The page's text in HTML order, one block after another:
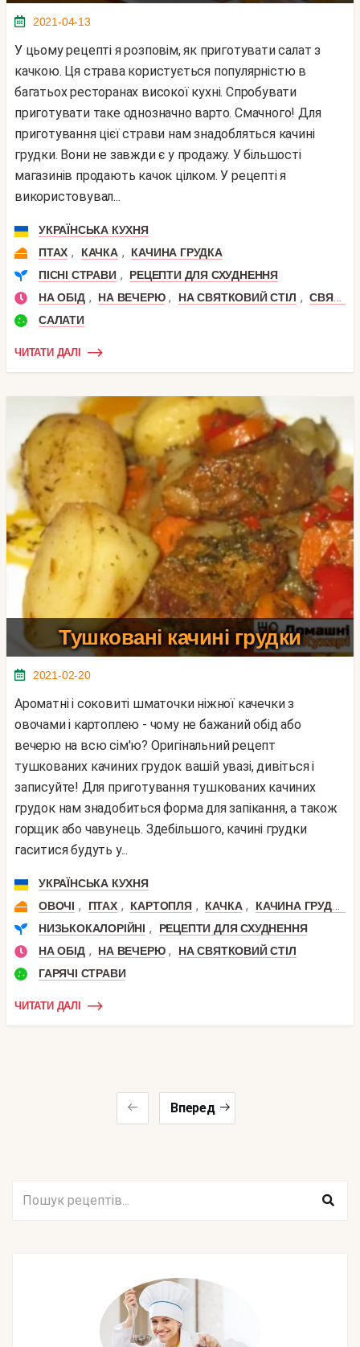
2021-04-13
У цьому рецепті я розповім, як приготувати салат з
качкою. Ця страва користується популярністю в
багатьох ресторанах високої кухні. Спробувати
приготувати таке однозначно варто. Смачного! Для
приготування цієї страви нам знадобляться качині
грудки. Вони не завжди є у продажу. У більшості
магазинів продають качок цілком. У рецепті я
використовувал...
УКРАЇНСЬКА КУХНЯ
ПТАХ , КАЧКА ,
КАЧИНА ГРУДКА
ПІСНІ СТРАВИ ,
РЕЦЕПТИ ДЛЯ СХУДНЕННЯ
НА ОБІД , НА ВЕЧЕРЮ , НА СВЯТКОВИЙ СТІЛ , СВЯТКОВИЙ ОБІД
САЛАТИ
ЧИТАТИ ДАЛІ
Тушковані качині грудки
2021-02-20
Ароматні і соковиті шматочки ніжної качечки з
овочами і картоплею - чому не бажаний обід або
вечерю на всю сім'ю? Оригінальний рецепт
тушкованих качиних грудок вашій увазі, дивіться і
записуйте! Для приготування тушкованих качиних
грудок нам знадобиться форма для запікання, а також
горщик або чавунець. Здебільшого, качині грудки
гаситися будуть у...
УКРАЇНСЬКА КУХНЯ
ОВОЧІ , ПТАХ , КАРТОПЛЯ , КАЧКА ,
КАЧИНА ГРУДКА
НИЗЬКОКАЛОРІЙНІ ,
РЕЦЕПТИ ДЛЯ СХУДНЕННЯ
НА ОБІД , НА ВЕЧЕРЮ ,
НА СВЯТКОВИЙ СТІЛ
ГАРЯЧІ СТРАВИ
ЧИТАТИ ДАЛІ
Вперед